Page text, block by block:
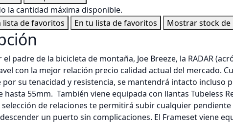
la cantidad máxima disponible.
lista de favoritos
En tu lista de favoritos Mostrar stock de
el padre de la bicicleta de montaña, Joe Breeze, la RADAR
con la mejor relación precio calidad actual del mercado.
por su tenacidad y resistencia, se mantendrá intacto incluso
hasta 55mm. También viene equipada con llantas Tubeless
selección de relaciones te permitirá subir cualquier
un puerto sin complicaciones. El Frameset viene